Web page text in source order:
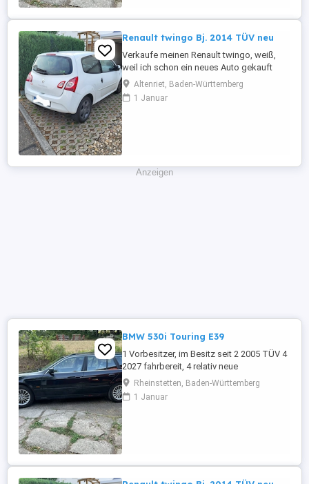
Renault twingo Bj. 2014 TÜV neu
Verkaufe meinen Renault twingo, weiß,
weil ich schon ein neues Auto gekauft
habe und es nicht mehr brauche. Er fährt
tadellos, sehr zuverlässiges Auto, bin sehr
zufrieden, möchte aber nicht zwei Autos
Altenriet, Baden-Württemberg
1 Januar
Anzeigen
BMW 530i Touring E39
1 Vorbesitzer, im Besitz seit 2 2005 TÜV 4
2027 fahrbereit, 4 relativ neue
Sommerreifen, 4 relativ neue Winterreifen
mit Alufelgen, regelmäßige Inspektion,
Automatikgetriebe neu 2020 mit ca. 249
Rheinstetten, Baden-Württemberg
1 Januar